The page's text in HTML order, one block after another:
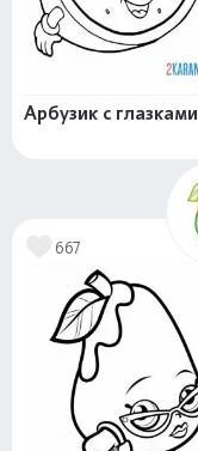
Арбузик с глазками
667